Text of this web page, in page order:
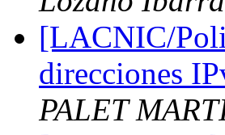
[LACNIC/
direcciones
PALET